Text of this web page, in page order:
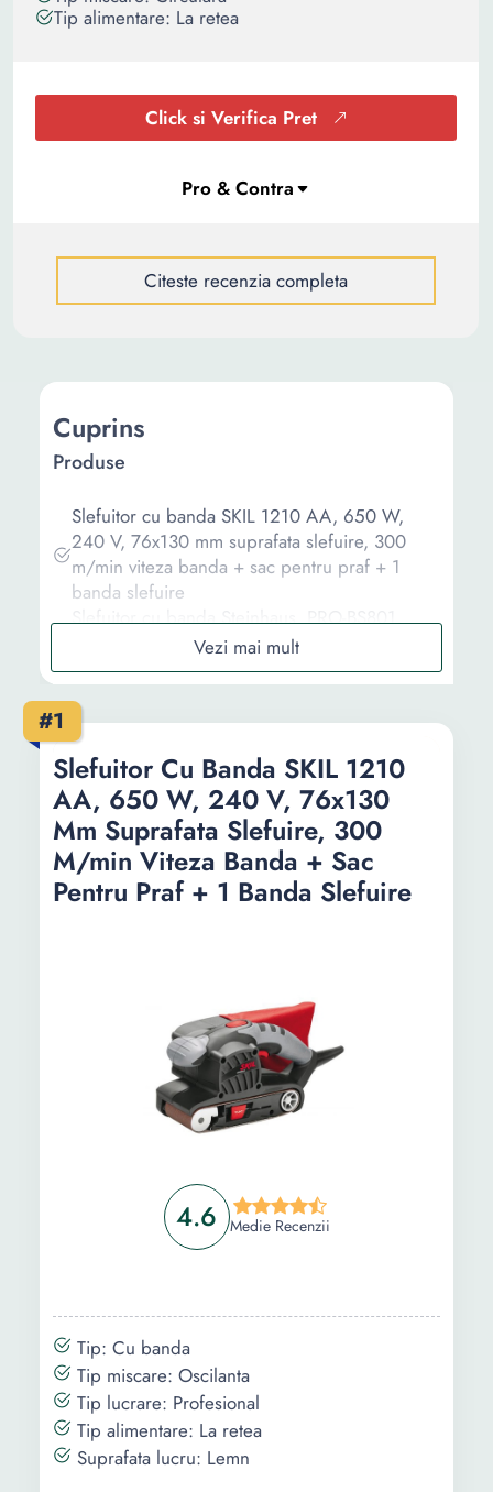
Tip alimentare: La retea
Click si Verifica Pret
Citeste recenzia completa
#1
4.6 Medie Recenzii
Slefuitor Cu Banda SKIL 1210
AA, 650 W, 240 V, 76x130
Mm Suprafata Slefuire, 300
M/min Viteza Banda + Sac
Pentru Praf + 1 Banda Slefuire
Tip: Cu banda
Tip miscare: Oscilanta
Tip lucrare: Profesional
Tip alimentare: La retea
Suprafata lucru: Lemn
Cuprins
Produse
Slefuitor cu banda SKIL 1210 AA, 650 W,
240 V, 76x130 mm suprafata slefuire, 300
m/min viteza banda + sac pentru praf + 1
banda slefuire
Slefuitor cu banda Steinhaus, PRO-BS801,
Slefuitor cu banda Skil, 650W, 300 RPM,
cadru slefuire Equalizer
Slefuitor cu banda Einhell TC-BS 8038, 800W,
380 RPM, 76x533 mm
Slefuitor cu banda, 2000 W, Red Technic
RTST0015
Informații
Ghid de cumparare